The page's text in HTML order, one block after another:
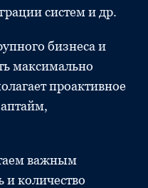
систем и др.
бизнеса и
максимально
проактивное
важным
и количество